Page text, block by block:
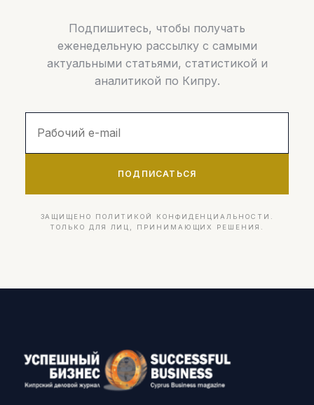
Подпишитесь, чтобы получать
еженедельную рассылку с самыми
актуальными статьями, статистикой и
аналитикой по Кипру.
ПОДПИСАТЬСЯ
ЗАЩИЩЕНО ПОЛИТИКОЙ КОНФИДЕНЦИАЛЬНОСТИ.
ТОЛЬКО ДЛЯ ЛИЦ, ПРИНИМАЮЩИХ РЕШЕНИЯ.